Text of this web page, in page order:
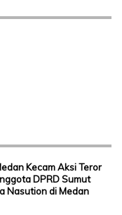
Kecam Aksi Teror
DPRD Sumut
Nasution di Medan